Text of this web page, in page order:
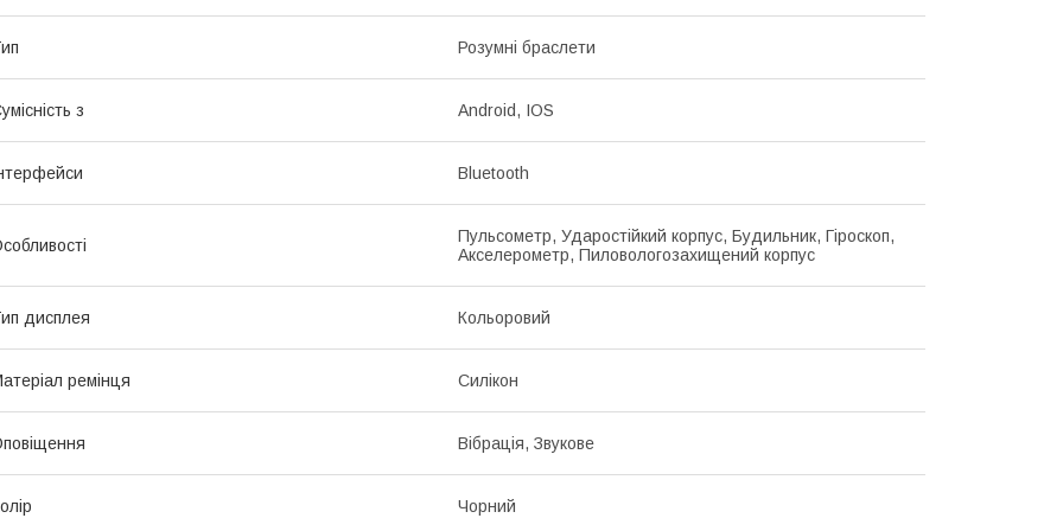
Розумні браслети
з Android, IOS
Bluetooth
Пульсометр, Ударостійкий корпус, Будильник, Гіроскоп,
Акселерометр, Пиловологозахищений корпус
дисплея Кольоровий
ремінця Силікон
Вібрація, Звукове
Чорний